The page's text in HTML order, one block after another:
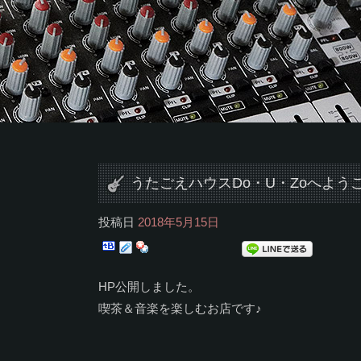
うたごえハウスDo・U・Zoへよう
投稿日 2018年5月15日
HP公開しました。
喫茶＆音楽を楽しむお店です♪